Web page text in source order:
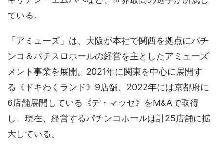
ている。
「アミューズ」は、大阪が本社で関西を拠点にパチ
ンコ＆パチスロホールの経営を主としたアミューズ
メント事業を展開。2021年に関東を中心に展開す
る《ドキわくランド》9店舗、2022年には京都府に
6店舗展開している《デ・マッセ》をM&Aで取得
し、現在、経営するパチンコホールは計25店舗に拡
大している。